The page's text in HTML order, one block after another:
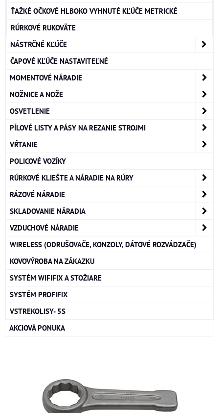
ŤAŽKÉ OČKOVÉ HLBOKO VYHNUTÉ KĽÚČE METRICKÉ
RÚRKOVÉ RUKOVÄTE
NÁSTRČNÉ KĽÚČE
ČAPOVÉ KĽÚČE NASTAVITEĽNÉ
MOMENTOVÉ NÁRADIE
NOŽNICE A NOŽE
OSVETLENIE
PÍLOVÉ LISTY A PÁSY NA REZANIE STROJMI
VŔTANIE
POLICOVÉ VOZÍKY
RÚRKOVÉ KLIEŠTE A NÁRADIE NA RÚRY
RÁZOVÉ NÁRADIE
SKLADOVANIE NÁRADIA
VZDUCHOVÉ NÁRADIE
WIRELESS (ODRUŠOVAČE, KONZOLY, DÁTOVÉ ROZVÁDZAČE)
KOVOVÝROBA NA ZÁKAZKU
SYSTÉM WIFIFIX A STOŽIARE
SYSTÉM PROFIFIX
VSTREKOLISY- 5S
AKCIOVÁ PONUKA